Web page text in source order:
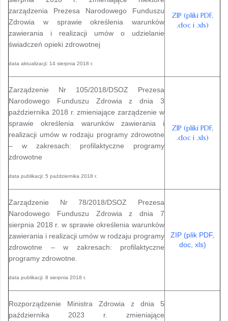
zarządzenia Prezesa Narodowego Funduszu
Zdrowia w sprawie określenia warunków
zawierania i realizacji umów o udzielanie
świadczeń opieki zdrowotnej
data aktualizacji: 14 sierpnia 2018 r.
ZIP (pliki PDF,
.doc i .xls)
Zarządzenie Nr 105/2018/DSOZ Prezesa
Narodowego Funduszu Zdrowia z dnia 3
października 2018 r. zmieniające zarządzenie w
sprawie określenia warunków zawierania i
realizacji umów w rodzaju programy zdrowotne
– w zakresach: profilaktyczne programy
zdrowotne
data publikacji: 5 października 2018 r.
ZIP (pliki PDF,
.doc i .xls)
Zarządzenie Nr 78/2018/DSOZ Prezesa
Narodowego Funduszu Zdrowia z dnia 7
sierpnia 2018 r. w sprawie określenia warunków
zawierania i realizacji umów w rodzaju programy
zdrowotne – w zakresach: profilaktyczne
programy zdrowotne.
data publikacji: 8 sierpnia 2018 r.
ZIP (plik PDF,
doc, xls)
Rozporządzenie Ministra Zdrowia z dnia 5
października 2023 r. zmieniające